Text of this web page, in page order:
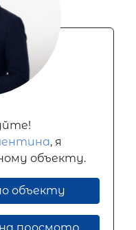
, я
объекту.
объекту